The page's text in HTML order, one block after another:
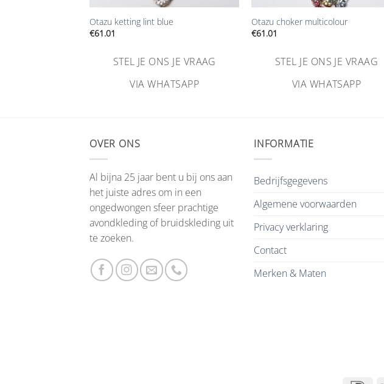
Otazu ketting lint blue
€61.01
STEL JE ONS JE VRAAG
VIA WHATSAPP
Otazu choker multicolour
€61.01
STEL JE ONS JE VRAAG
VIA WHATSAPP
OVER ONS
Al bijna 25 jaar bent u bij ons aan
het juiste adres om in een
ongedwongen sfeer prachtige
avondkleding of bruidskleding uit
te zoeken.
INFORMATIE
Bedrijfsgegevens
Algemene voorwaarden
Privacy verklaring
Contact
Merken & Maten